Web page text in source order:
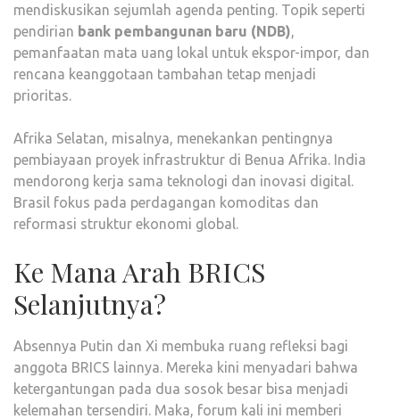
mendiskusikan sejumlah agenda penting. Topik seperti
pendirian bank pembangunan baru (NDB),
pemanfaatan mata uang lokal untuk ekspor-impor, dan
rencana keanggotaan tambahan tetap menjadi
prioritas.
Afrika Selatan, misalnya, menekankan pentingnya
pembiayaan proyek infrastruktur di Benua Afrika. India
mendorong kerja sama teknologi dan inovasi digital.
Brasil fokus pada perdagangan komoditas dan
reformasi struktur ekonomi global.
Ke Mana Arah BRICS
Selanjutnya?
Absennya Putin dan Xi membuka ruang refleksi bagi
anggota BRICS lainnya. Mereka kini menyadari bahwa
ketergantungan pada dua sosok besar bisa menjadi
kelemahan tersendiri. Maka, forum kali ini memberi